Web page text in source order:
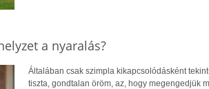
a nyaralás?
Általában csak szimpla kikapcsolódásként
tiszta, gondtalan öröm, az, hogy megengedjük